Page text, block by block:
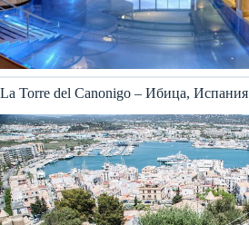
La Torre del Canonigo – Ибица, Испания